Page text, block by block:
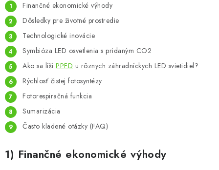
Finančné ekonomické výhody
Dôsledky pre životné prostredie
Technologické inovácie
Symbióza LED osvetlenia s pridaným CO2
Ako sa líši PPFD u rôznych záhradníckych LED svietidiel?
Rýchlosť čistej fotosyntézy
Fotorespiračná funkcia
Sumarizácia
Často kladené otázky (FAQ)
1) Finančné ekonomické výhody